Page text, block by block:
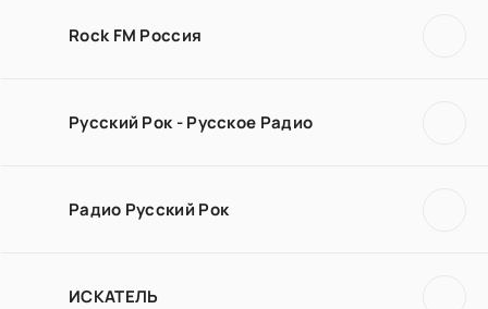
Rock FM Россия
Русский Рок - Русское Радио
Радио Русский Рок
ИСКАТЕЛЬ